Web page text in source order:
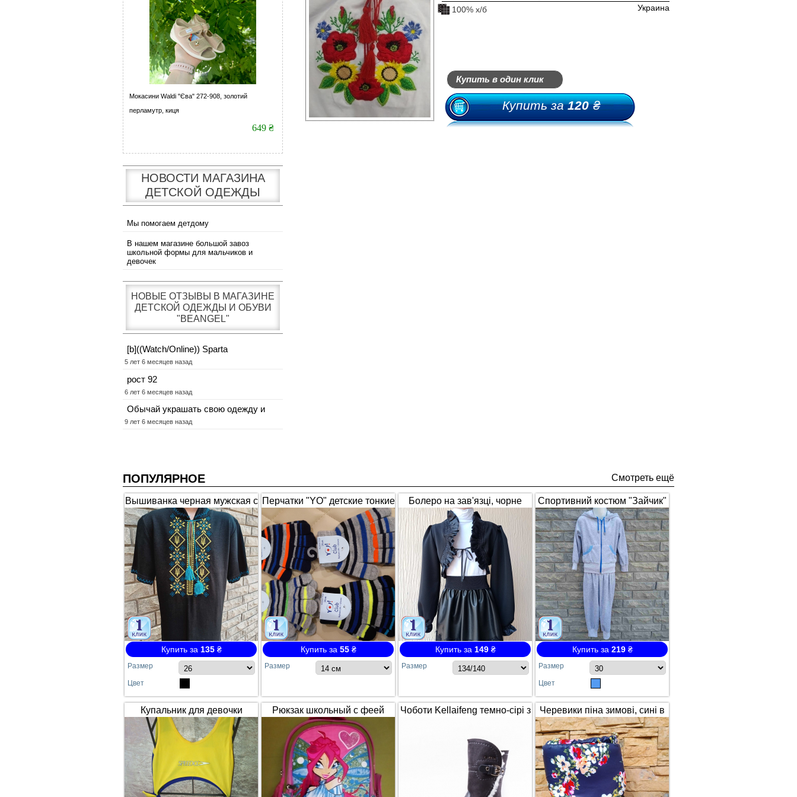
Мокасини Waldi "Єва" 272-908, золотий
перламутр, киця
649 ₴
НОВОСТИ МАГАЗИНА
ДЕТСКОЙ ОДЕЖДЫ
Мы помогаем детдому
В нашем магазине большой завоз
школьной формы для мальчиков и
девочек
НОВЫЕ ОТЗЫВЫ В МАГАЗИНЕ
ДЕТСКОЙ ОДЕЖДЫ И ОБУВИ
"BEANGEL"
[b]((Watch/Online)) Sparta
5 лет 6 месяцев назад
рост 92
6 лет 6 месяцев назад
Обычай украшать свою одежду и
9 лет 6 месяцев назад
Украина
100% х/б
Купить за120₴
Купить в один клик
ПОПУЛЯРНОЕ Смотреть ещё
Вышиванка черная мужская с
коротким рукавом "Гербы"
Купить за 135₴
Размер
Цвет
Перчатки "YO" детские тонкие
полосатые
Купить за 55₴
Размер
Болеро на зав'язці, чорне
(1653)
Купить за 149₴
Размер
Спортивний костюм "Зайчик"
з вушками, сірий з синім 1672
(арт.326)
Купить за 219₴
Размер
Цвет
Купальник для девочки
SPEEDO жёлто-синий
сдельный №64
Рюкзак школьный с феей
Winx / Винкс
Чоботи Kellaifeng темно-сірі з
Черевики піна зимові, сині в
квітах